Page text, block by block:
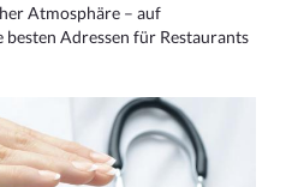
Atmosphäre – auf
besten Adressen für Restaurants